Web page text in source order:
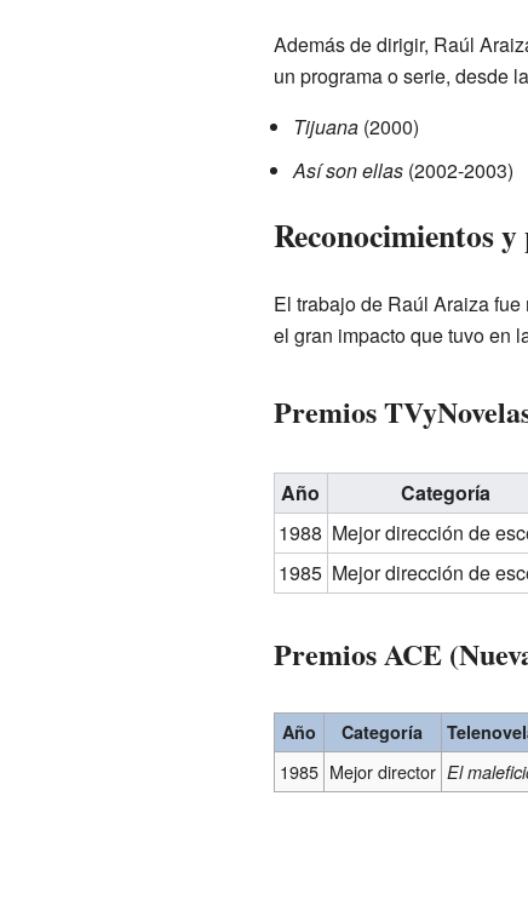
Además de dirigir, Raúl
un programa o serie, desde
Tijuana(2000)
Así son ellas(2002-2003)
Reconocimientos
El trabajo de Raúl Araiza
el gran impacto que tuvo en
Premios
Año Categoría
1988 Mejor dirección de
1985 Mejor dirección de
Premios ACE
Año Categoría
1985 Mejor director El